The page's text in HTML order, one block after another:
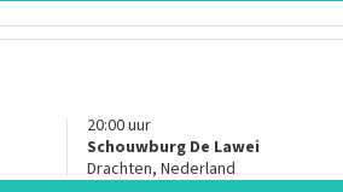
20:00uur
Schouwburg De Lawei
Drachten, Nederland